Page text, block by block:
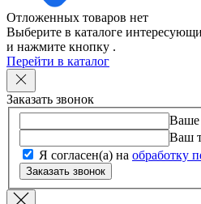
Отложенных товаров нет
Выберите в каталоге
и нажмите кнопку .
Перейти в каталог
Заказать звонок
Ваше
Ваш
Я согласен(а) на обработку
Заказать звонок